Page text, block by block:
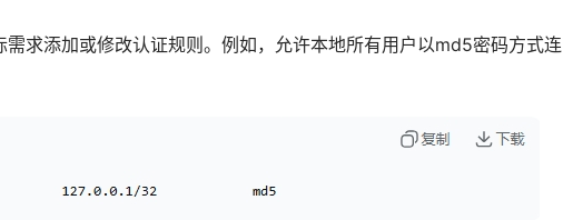
需求添加或修改认证规则。例如，允许本地所有用户以md5密码方式连